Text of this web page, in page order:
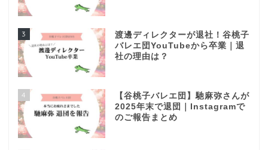
3
渡邊ディレクターが退社！谷桃子
バレエ団YouTubeから卒業｜退
社の理由は？
4
【谷桃子バレエ団】馳麻弥さんが
2025年末で退団｜Instagramで
のご報告まとめ